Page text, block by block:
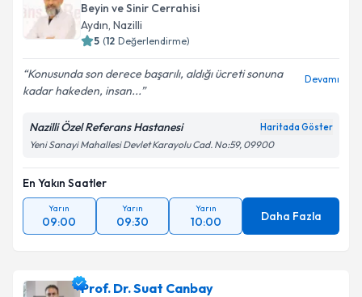
Beyin ve Sinir Cerrahisi
Aydın, Nazilli
5 (12 Değerlendirme)
Konusunda son derece başarılı, aldığı ücreti sonuna
kadar hakeden, insan...
Devamı
Nazilli Özel Referans Hastanesi Haritada Göster
Yeni Sanayi Mahallesi Devlet Karayolu Cad. No:59, 09900
En Yakın Saatler
Yarın
09:00
Yarın
09:30
Yarın
10:00 Daha Fazla
Prof. Dr. Suat Canbay